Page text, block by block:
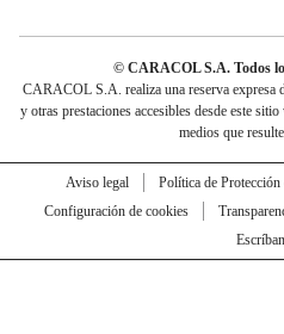
© CARACOL S.A. Todos
CARACOL S.A. realiza una reserva expresa
y otras prestaciones accesibles desde este
medios que
Aviso legal Política de Protección
Configuración de cookies